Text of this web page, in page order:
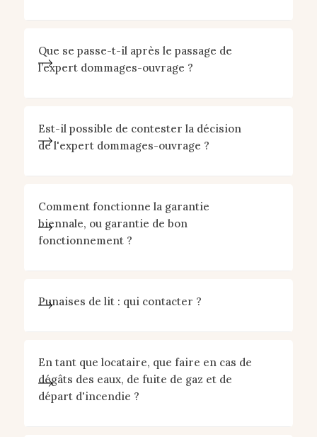
Que se passe-t-il après le passage de
l’expert dommages-ouvrage ?
Est-il possible de contester la décision
de l'expert dommages-ouvrage ?
Comment fonctionne la garantie
biennale, ou garantie de bon
fonctionnement ?
Punaises de lit : qui contacter ?
En tant que locataire, que faire en cas de
dégâts des eaux, de fuite de gaz et de
départ d'incendie ?